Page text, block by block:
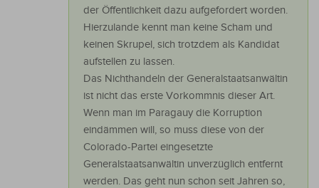
der Öffentlichkeit dazu aufgefordert worden.
Hierzulande kennt man keine Scham und
keinen Skrupel, sich trotzdem als Kandidat
aufstellen zu lassen.
Das Nichthandeln der Generalstaatsanwältin
ist nicht das erste Vorkommnis dieser Art.
Wenn man im Paragauy die Korruption
eindämmen will, so muss diese von der
Colorado-Partei eingesetzte
Generalstaatsanwältin unverzüglich entfernt
werden. Das geht nun schon seit Jahren so,